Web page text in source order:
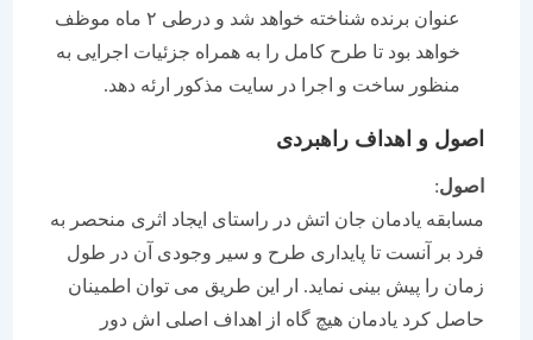
عنوان برنده شناخته خواهد شد و درطی ۲ ماه موظف
خواهد بود تا طرح کامل را به همراه جزئیات اجرایی به
منظور ساخت و اجرا در سایت مذکور ارئه دهد.
اصول و اهداف راهبردی
مسابقه یادمان جان اتش در راستای ایجاد اثری منحصر به
فرد بر آنست تا پایداری طرح و سیر وجودی آن در طول
زمان را پیش بینی نماید. ار این طریق می توان اطمینان
حاصل کرد یادمان هیچ گاه از اهداف اصلی اش دور